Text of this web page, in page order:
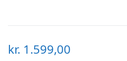
kr. 1.599,00